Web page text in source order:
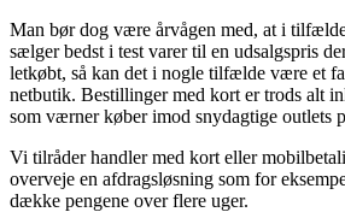
Man bør dog være årvågen med, at i
sælger bedst i test varer til en udsalgspris
letkøbt, så kan det i nogle tilfælde være et
netbutik. Bestillinger med kort er trods alt
som værner køber imod snydagtige outlets
Vi tilråder handler med kort eller
overveje en afdragsløsning som for
dække pengene over flere uger.